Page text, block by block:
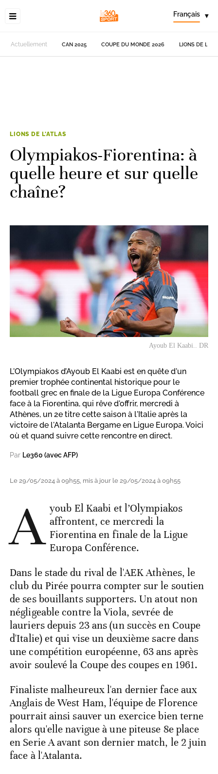
Français ▾
Actuellement CAN 2025 COUPE DU MONDE 2026 LIONS DE
LIONS DE L'ATLAS
Olympiakos-Fiorentina: à
quelle heure et sur quelle
chaîne?
Ayoub El Kaabi.. DR
L'Olympiakos d’Ayoub El Kaabi est en quête d'un
premier trophée continental historique pour le
football grec en finale de la Ligue Europa Conférence
face à la Fiorentina, qui rêve d'offrir, mercredi à
Athènes, un 2e titre cette saison à l'Italie après la
victoire de l'Atalanta Bergame en Ligue Europa. Voici
où et quand suivre cette rencontre en direct.
Par Le360 (avec AFP)
Le 29/05/2024 à 09h55, mis à jour le 29/05/2024 à 09h55
A youb El Kaabi et l’Olympiakos
affrontent, ce mercredi la
Fiorentina en finale de la Ligue
Europa Conférence.
Dans le stade du rival de l'AEK Athènes, le
club du Pirée pourra compter sur le soutien
de ses bouillants supporters. Un atout non
négligeable contre la Viola, sevrée de
lauriers depuis 23 ans (un succès en Coupe
d'Italie) et qui vise un deuxième sacre dans
une compétition européenne, 63 ans après
avoir soulevé la Coupe des coupes en 1961.
Finaliste malheureux l'an dernier face aux
Anglais de West Ham, l'équipe de Florence
pourrait ainsi sauver un exercice bien terne
alors qu'elle navigue à une piteuse 8e place
en Serie A avant son dernier match, le 2 juin
face à l'Atalanta.